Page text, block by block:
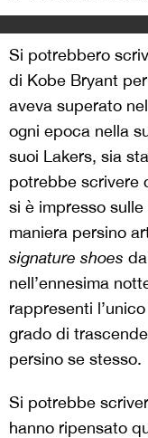
Si potrebbero
di Kobe Bryant
aveva superato
ogni epoca nella
suoi Lakers, sia
potrebbe scrivere
si è impresso
maniera persino
signature shoes
nell’ennesima
rappresenti
grado di
persino se stesso.
Si potrebbe
hanno ripensato